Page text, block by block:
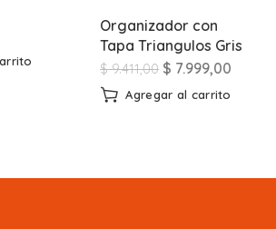
Organizador con
Tapa Triangulos Gris
$9.411,00 $ 7.999,00
Agregar al carrito